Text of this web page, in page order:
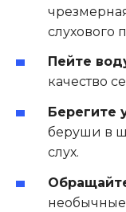
слухового
Пейте
качество
Берегите
беруши в
слух.